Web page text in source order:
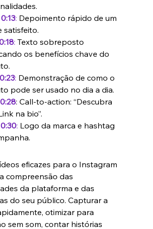
: Depoimento rápido de um
satisfeito.
: Texto sobreposto
os benefícios chave do
: Demonstração de como o
pode ser usado no dia a dia.
: Call-to-action: “Descubra
na bio”.
: Logo da marca e hashtag
eficazes para o Instagram
compreensão das
da plataforma e das
do seu público. Capturar a
otimizar para
sem som, contar histórias